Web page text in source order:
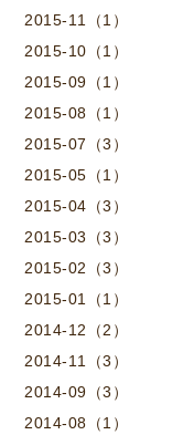
2015-11（1）
2015-10（1）
2015-09（1）
2015-08（1）
2015-07（3）
2015-05（1）
2015-04（3）
2015-03（3）
2015-02（3）
2015-01（1）
2014-12（2）
2014-11（3）
2014-09（3）
2014-08（1）